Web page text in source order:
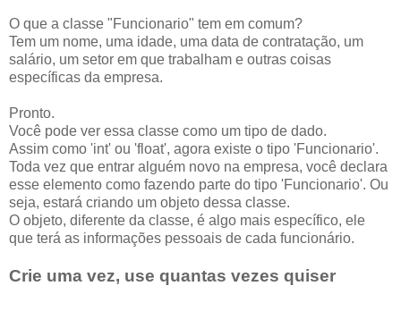
O que a classe "Funcionario" tem em comum?
Tem um nome, uma idade, uma data de contratação, um
salário, um setor em que trabalham e outras coisas
específicas da empresa.
Pronto.
Você pode ver essa classe como um tipo de dado.
Assim como 'int' ou 'float', agora existe o tipo 'Funcionario'.
Toda vez que entrar alguém novo na empresa, você declara
esse elemento como fazendo parte do tipo 'Funcionario'. Ou
seja, estará criando um objeto dessa classe.
O objeto, diferente da classe, é algo mais específico, ele
que terá as informações pessoais de cada funcionário.
Crie uma vez, use quantas vezes quiser